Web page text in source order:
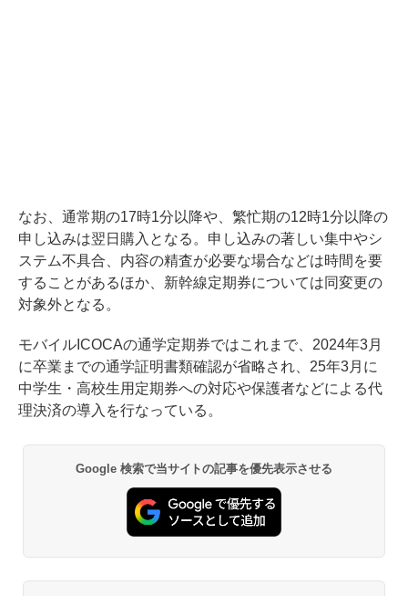
なお、通常期の17時1分以降や、繁忙期の12時1分以降の
申し込みは翌日購入となる。申し込みの著しい集中やシ
ステム不具合、内容の精査が必要な場合などは時間を要
することがあるほか、新幹線定期券については同変更の
対象外となる。
モバイルICOCAの通学定期券ではこれまで、2024年3月
に卒業までの通学証明書類確認が省略され、25年3月に
中学生・高校生用定期券への対応や保護者などによる代
理決済の導入を行なっている。
Google 検索で当サイトの記事を優先表示させる